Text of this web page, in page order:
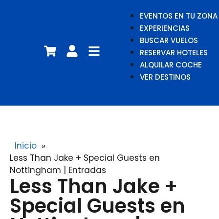
EVENTOS EN TU ZONA
EXPERIENCIAS
BUSCAR VUELOS
RESERVAR HOTELES
ALQUILAR COCHE
VER DESTINOS
Inicio »
Less Than Jake + Special Guests en
Nottingham | Entradas
Less Than Jake +
Special Guests en